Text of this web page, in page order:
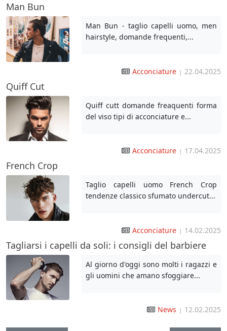
Man Bun
Man Bun - taglio capelli uomo, men
hairstyle, domande frequenti,...
Acconciature | 22.04.2025
Quiff Cut
Quiff cutt domande freaquenti forma
del viso tipi di acconciature e...
Acconciature | 17.04.2025
French Crop
Taglio capelli uomo French Crop
tendenze classico sfumato undercut...
Acconciature | 14.02.2025
Tagliarsi i capelli da soli: i consigli del barbiere
Al giorno d'oggi sono molti i ragazzi e
gli uomini che amano sfoggiare...
News | 12.02.2025